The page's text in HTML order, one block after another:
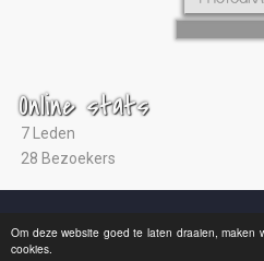
Om deze website goed te laten draaien, maken
cookies.
Online stats
7 Leden
28 Bezoekers
© 2004 - 2026 |Ultras Arnhem|